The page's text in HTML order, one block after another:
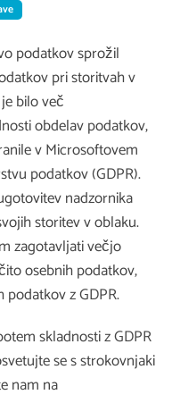
podatkov sprožil
pri storitvah v
bilo več
obdelav podatkov,
v Microsoftovem
podatkov (GDPR).
nadzornika
storitev v oblaku.
zagotavljati večjo
osebnih podatkov,
z GDPR.
skladnosti z GDPR
se s strokovnjaki
nam na